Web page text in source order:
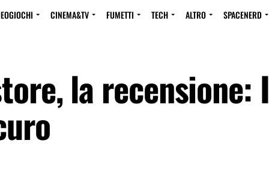
CINEMA&TV FUMETTI TECH ALTRO SPACENERD
la recensione: